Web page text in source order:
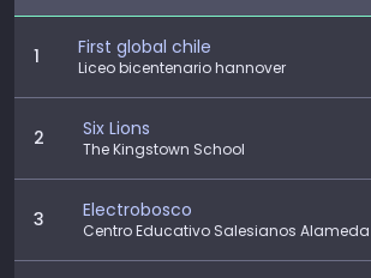
1 First global chile
Liceo bicentenario hannover
2 Six Lions
The Kingstown School
3 Electrobosco
Centro Educativo Salesianos Alameda